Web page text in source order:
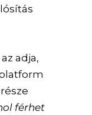
az adja,
férhet